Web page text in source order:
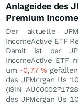
Anlageidee des
Premium
Der aktuelle
IncomeActive ETF
Damit ist der
IncomeActive ETF
um -0,77%
des JPMorgan Us
(ISIN
des JPMorgan Us